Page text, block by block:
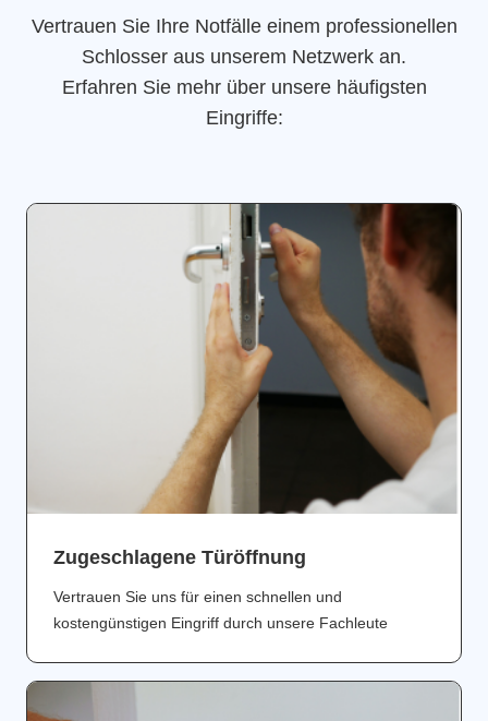
Vertrauen Sie Ihre Notfälle einem professionellen
Schlosser aus unserem Netzwerk an.
Erfahren Sie mehr über unsere häufigsten
Eingriffe:
Zugeschlagene Türöffnung
Vertrauen Sie uns für einen schnellen und
kostengünstigen Eingriff durch unsere Fachleute